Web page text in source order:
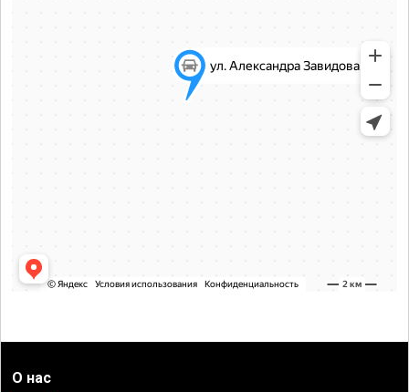
О нас